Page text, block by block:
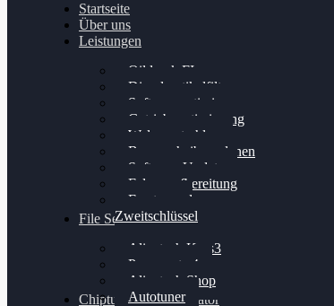
Startseite
Über uns
Leistungen
Oildruck FIx
Dieselpartikelfilter
Softwareoptimierung
Getriebeoptimierung
Walnussstrahlen
Bremsscheiben planen
Software Update
Felgenaufbereitung
Ersatz- und
Zweitschlüssel
File Service
Alientech Kess3
Powergate 4
Alientech Shop
Autotuner
Chiptuning Konfigurator